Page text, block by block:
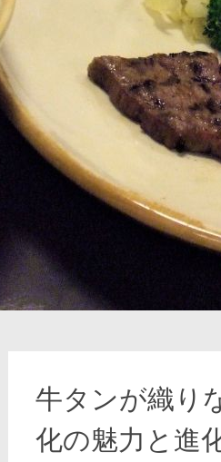
牛タンが織り
化の魅力と進